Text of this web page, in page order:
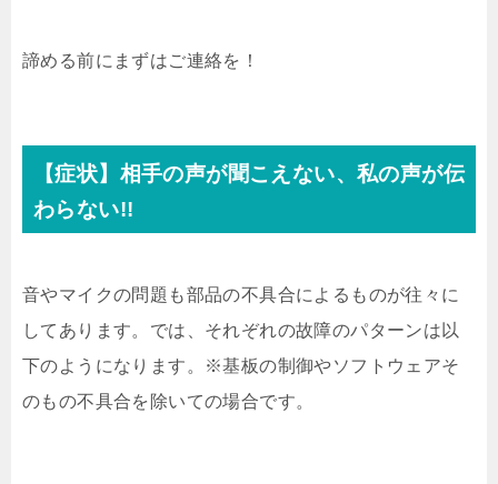
諦める前にまずはご連絡を！
【症状】相手の声が聞こえない、私の声が伝
わらない!!
音やマイクの問題も部品の不具合によるものが往々に
してあります。では、それぞれの故障のパターンは以
下のようになります。※基板の制御やソフトウェアそ
のもの不具合を除いての場合です。